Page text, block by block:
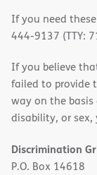
If you need
444-9137 (TTY:
If you believe
failed to provide
way on the
disability, or sex,
Discrimination
P.O. Box 14618